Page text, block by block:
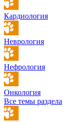
Кардиология
Неврология
Нефрология
Онкология
Все темы раздела